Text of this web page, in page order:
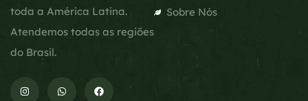
toda a América Latina.
Atendemos todas as regiões
do Brasil.
Sobre Nós